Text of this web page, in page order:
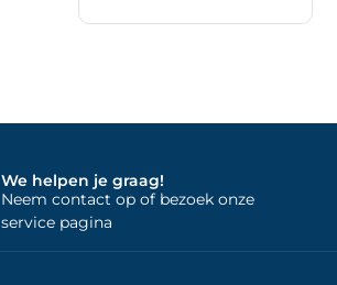
We helpen je graag!
Neem contact op of bezoek onze
service pagina